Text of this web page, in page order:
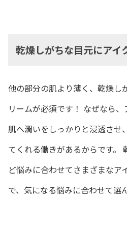
乾燥しがちな目元にアイ
他の部分の肌より薄く、乾燥し
リームが必須です！ なぜなら
肌へ潤いをしっかりと浸透させ
てくれる働きがあるからです。
ど悩みに合わせてさまざまなア
で、気になる悩みに合わせて選